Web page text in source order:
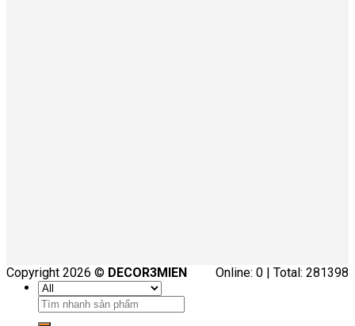
Online: 0 | Total: 281398
Copyright 2026 © DECOR3MIEN
Tìm
kiếm: